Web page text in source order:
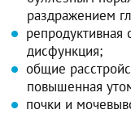
раздражением
репродуктивная
дисфункция;
общие
повышенная
почки и